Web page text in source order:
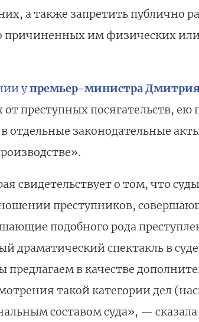
а также запретить публично
причиненных им физических
упремьер-министра
преступных посягательств, ею
отдельные законодательные
свидетельствует о том, что
преступников,
подобного рода
драматический спектакль в
в качестве
такой категории дел
составом суда», — сказала